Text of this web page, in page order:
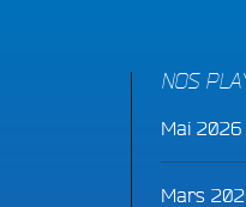
NOS
Mai 2026
Mars